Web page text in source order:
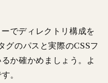
でディレクトリ構成を
グのパスと実際のCSSフ
か確かめましょう。よ
。